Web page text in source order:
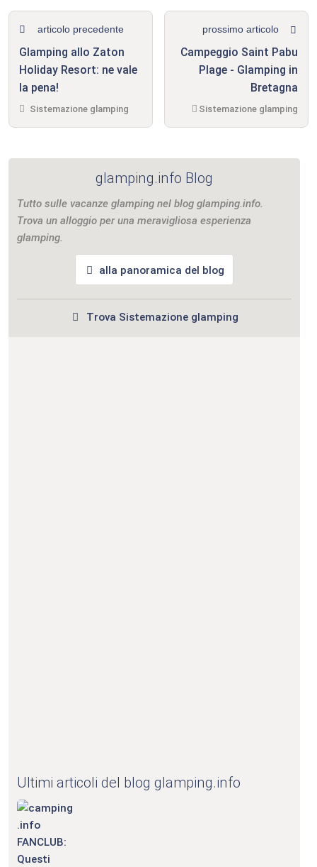
articolo precedente
Glamping allo Zaton
Holiday Resort: ne vale
la pena!
Sistemazione glamping
prossimo articolo
Campeggio Saint Pabu
Plage - Glamping in
Bretagna
Sistemazione glamping
glamping.info Blog
Tutto sulle vacanze glamping nel blog glamping.info.
Trova un alloggio per una meravigliosa esperienza
glamping.
alla panoramica del blog
Trova Sistemazione glamping
Ultimi articoli del blog glamping.info